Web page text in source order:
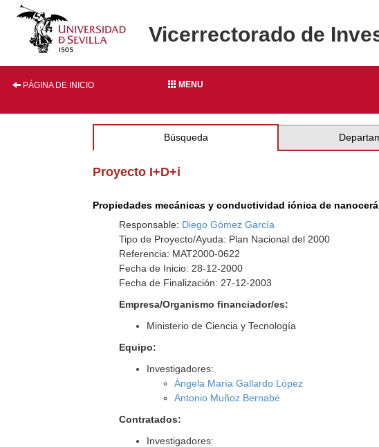
Vicerrectorado de
PÁGINA DE INICIO MENU
Búsqueda
Proyecto I+D+i
Propiedades mecánicas y conductividad iónica de
Responsable: Diego Gómez García
Tipo de Proyecto/Ayuda: Plan Nacional del 2000
Referencia: MAT2000-0622
Fecha de Inicio: 28-12-2000
Fecha de Finalización: 27-12-2003
Empresa/Organismo financiador/es:
Ministerio de Ciencia y Tecnología
Equipo:
Investigadores:
Ángela María Gallardo López
Antonio Muñoz Bernabé
Contratados:
Investigadores: